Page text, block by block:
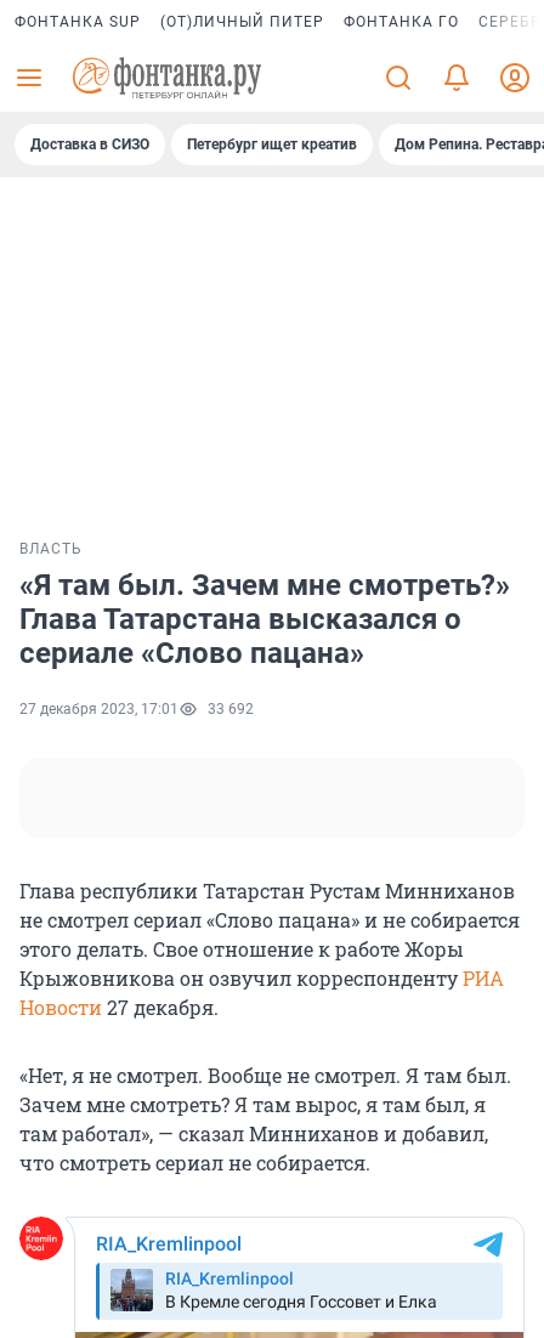
ФОНТАНКА SUP (ОТ)ЛИЧНЫЙ ПИТЕР ФОНТАНКА ГО
Доставка в СИЗО Петербург ищет креатив Дом Репина.
ВЛАСТЬ
«Я там был. Зачем мне смотреть?»
Глава Татарстана высказался о
сериале «Слово пацана»
27 декабря 2023, 17:01 33 692
Глава республики Татарстан Рустам Минниханов
не смотрел сериал «Слово пацана» и не собирается
этого делать. Свое отношение к работе Жоры
Крыжовникова он озвучил корреспондентуРИА
Новости27 декабря.
«Нет, я не смотрел. Вообще не смотрел. Я там был.
Зачем мне смотреть? Я там вырос, я там был, я
там работал», — сказал Минниханов и добавил,
что смотреть сериал не собирается.